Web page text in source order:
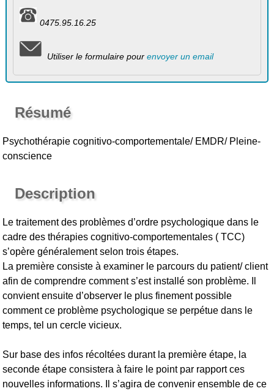
0475.95.16.25
Utiliser le formulaire pour envoyer un email
Résumé
Psychothérapie cognitivo-comportementale/ EMDR/ Pleine-
conscience
Description
Le traitement des problèmes d’ordre psychologique dans le
cadre des thérapies cognitivo-comportementales ( TCC)
s’opère généralement selon trois étapes.
La première consiste à examiner le parcours du patient/ client
afin de comprendre comment s’est installé son problème. Il
convient ensuite d’observer le plus finement possible
comment ce problème psychologique se perpétue dans le
temps, tel un cercle vicieux.
Sur base des infos récoltées durant la première étape, la
seconde étape consistera à faire le point par rapport ces
nouvelles informations. Il s’agira de convenir ensemble de ce